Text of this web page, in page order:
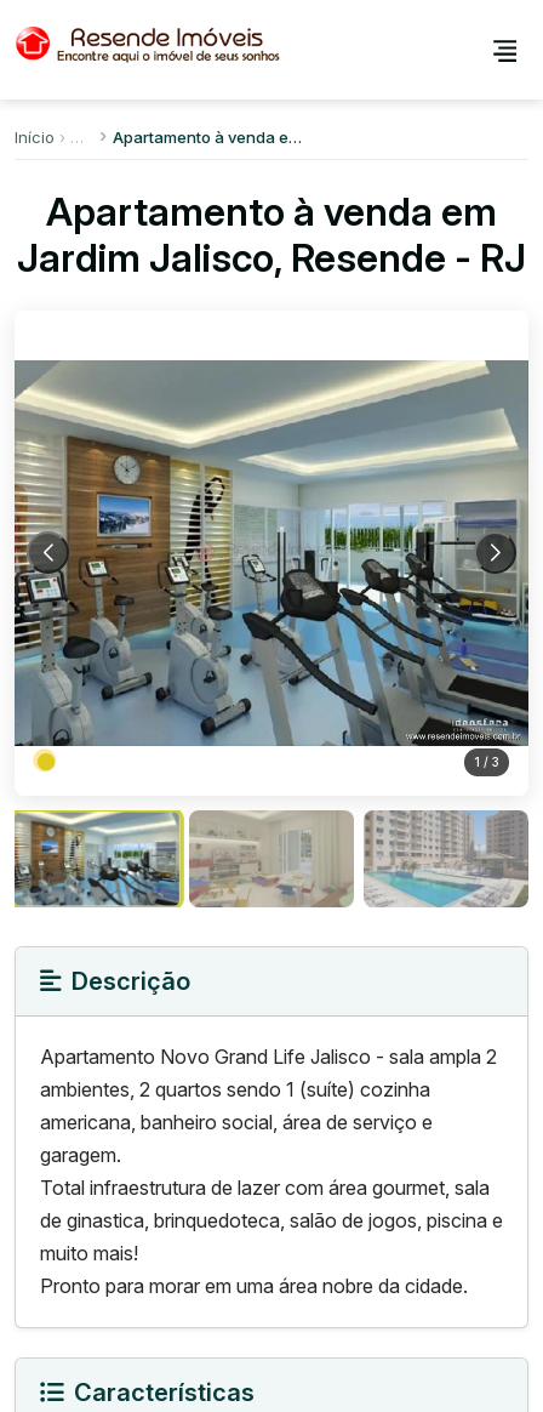
Início Apartamento à venda em Jardim Jalisco
Apartamento à venda em
Jardim Jalisco, Resende - RJ
1 / 3
Descrição
Apartamento Novo Grand Life Jalisco - sala ampla 2
ambientes, 2 quartos sendo 1 (suíte) cozinha
americana, banheiro social, área de serviço e
garagem.
Total infraestrutura de lazer com área gourmet, sala
de ginastica, brinquedoteca, salão de jogos, piscina e
muito mais!
Pronto para morar em uma área nobre da cidade.
Características